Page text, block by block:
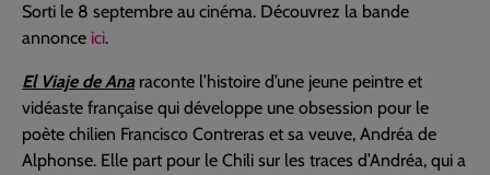
Sorti le 8 septembre au cinéma. Découvrez la bande
annonce ici.
El Viaje de Ana raconte l’histoire d’une jeune peintre et
vidéaste française qui développe une obsession pour le
poète chilien Francisco Contreras et sa veuve, Andréa de
Alphonse. Elle part pour le Chili sur les traces d’Andréa, qui a